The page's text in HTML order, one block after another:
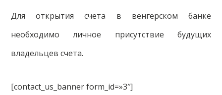
Для открытия счета в венгерском банке
необходимо личное присутствие будущих
владельцев счета.
[contact_us_banner form_id=»3″]